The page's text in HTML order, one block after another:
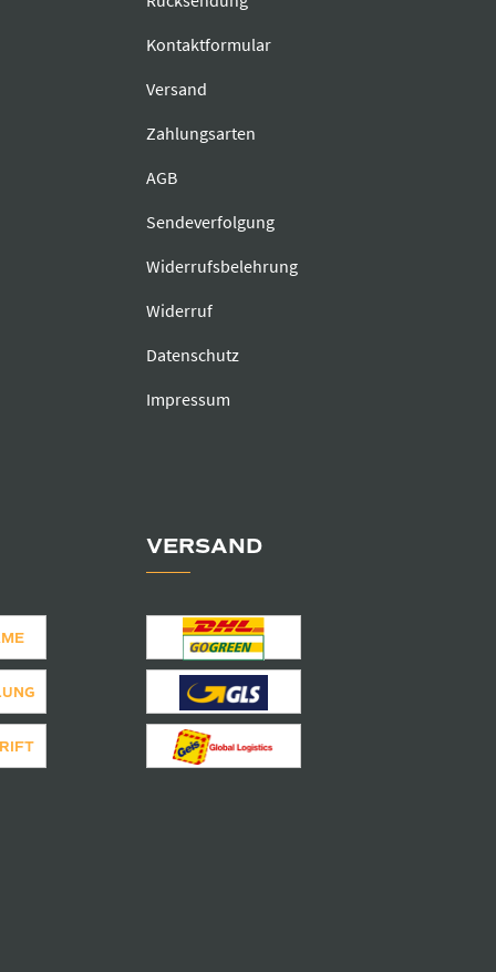
Kontaktformular
Versand
Zahlungsarten
AGB
Sendeverfolgung
Widerrufsbelehrung
Widerruf
Datenschutz
Impressum
VERSAND